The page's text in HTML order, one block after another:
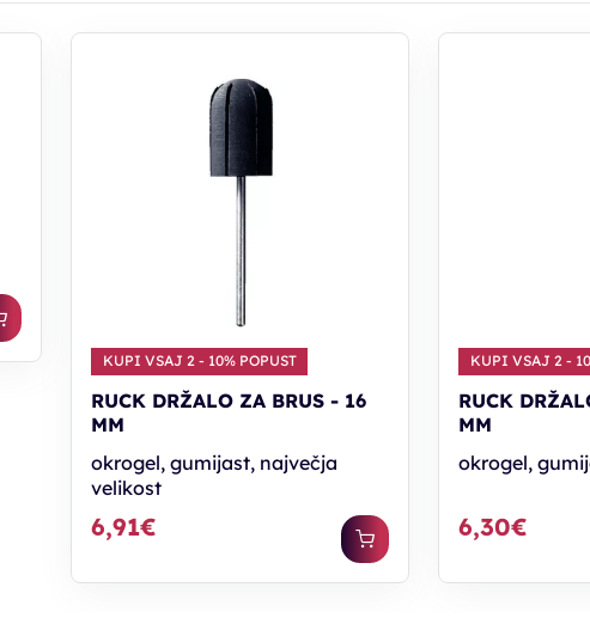
KUPI VSAJ 2 - 10% POPUST
RUCK DRŽALO ZA BRUS - 16
MM
okrogel, gumijast, največja
velikost
6,91€
KUPI VSAJ 2 -
RUCK
MM
okrogel,
6,30€